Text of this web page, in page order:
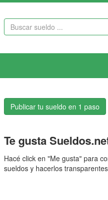
Publicar tu sueldo en 1 paso
Te gusta
Hacé click en "Me gusta" para
sueldos y hacerlos